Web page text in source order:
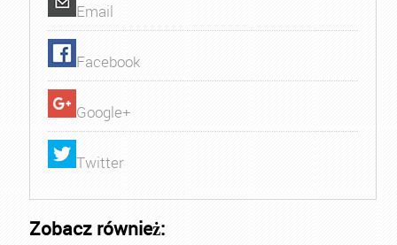
Email
Facebook
Google+
Twitter
Zobacz również: